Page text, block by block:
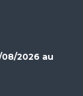
2026 au